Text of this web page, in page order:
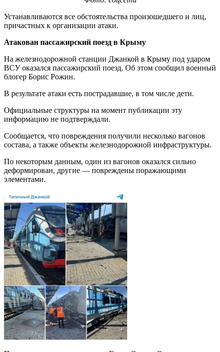
Устанавливаются все обстоятельства произошедшего и лиц,
причастных к организации атаки.
Атакован пассажирский поезд в Крыму
На железнодорожной станции Джанкой в Крыму под ударом
ВСУ оказался пассажирский поезд. Об этом сообщил военный
блогер Борис Рожин.
В результате атаки есть пострадавшие, в том числе дети.
Официальные структуры на момент публикации эту
информацию не подтверждали.
Сообщается, что повреждения получили несколько вагонов
состава, а также объекты железнодорожной инфраструктуры.
По некоторым данным, один из вагонов оказался сильно
деформирован, другие — повреждены поражающими
элементами.